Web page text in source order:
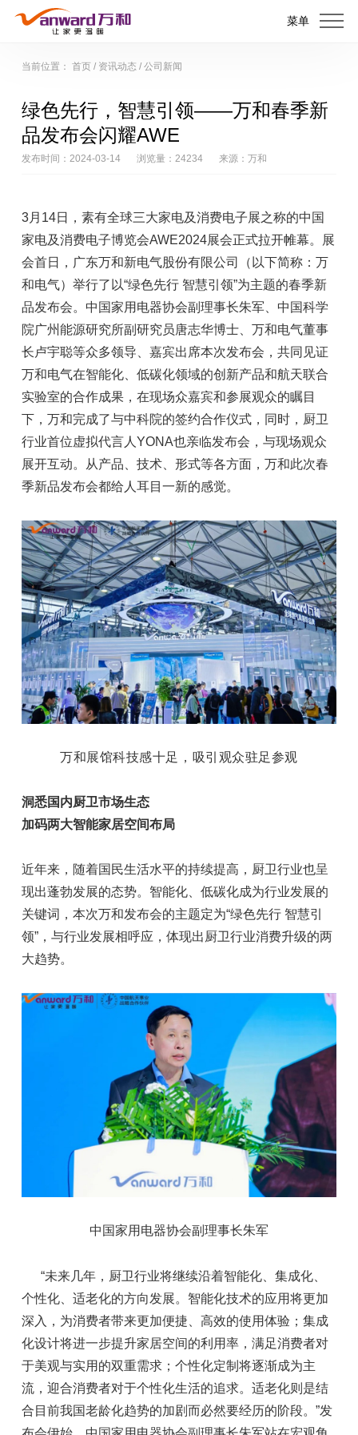
菜单
当前位置： 首页/ 资讯动态 / 公司新闻
绿色先行，智慧引领——万和春季新
品发布会闪耀AWE
发布时间：2024-03-14 浏览量：24234 来源：万和
3月14日，素有全球三大家电及消费电子展之称的中国
家电及消费电子博览会AWE2024展会正式拉开帷幕。展
会首日，广东万和新电气股份有限公司（以下简称：万
和电气）举行了以“绿色先行 智慧引领”为主题的春季新
品发布会。中国家用电器协会副理事长朱军、中国科学
院广州能源研究所副研究员唐志华博士、万和电气董事
长卢宇聪等众多领导、嘉宾出席本次发布会，共同见证
万和电气在智能化、低碳化领域的创新产品和航天联合
实验室的合作成果，在现场众嘉宾和参展观众的瞩目
下，万和完成了与中科院的签约合作仪式，同时，厨卫
行业首位虚拟代言人YONA也亲临发布会，与现场观众
展开互动。从产品、技术、形式等各方面，万和此次春
季新品发布会都给人耳目一新的感觉。
万和展馆科技感十足，吸引观众驻足参观
洞悉国内厨卫市场生态
加码两大智能家居空间布局
近年来，随着国民生活水平的持续提高，厨卫行业也呈
现出蓬勃发展的态势。智能化、低碳化成为行业发展的
关键词，本次万和发布会的主题定为“绿色先行 智慧引
领”，与行业发展相呼应，体现出厨卫行业消费升级的两
大趋势。
中国家用电器协会副理事长朱军
“未来几年，厨卫行业将继续沿着智能化、集成化、
个性化、适老化的方向发展。智能化技术的应用将更加
深入，为消费者带来更加便捷、高效的使用体验；集成
化设计将进一步提升家居空间的利用率，满足消费者对
于美观与实用的双重需求；个性化定制将逐渐成为主
流，迎合消费者对于个性化生活的追求。适老化则是结
合目前我国老龄化趋势的加剧而必然要经历的阶段。”发